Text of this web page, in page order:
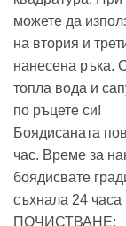
можете да
на втория и
нанесена ръка.
топла вода и
по ръцете си!
Боядисаната
час. Време за
боядисвате
съхнала 24 часа
ПОЧИСТВАНЕ: